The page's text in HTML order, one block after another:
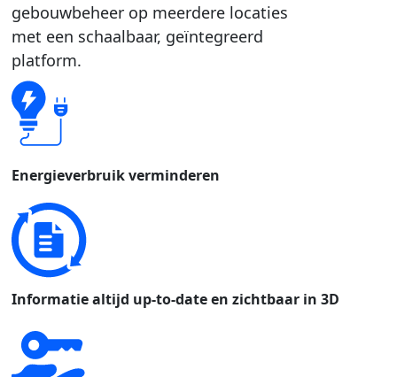
gebouwbeheer op meerdere locaties
met een schaalbaar, geïntegreerd
platform.
Energieverbruik verminderen
Informatie altijd up-to-date en zichtbaar in 3D